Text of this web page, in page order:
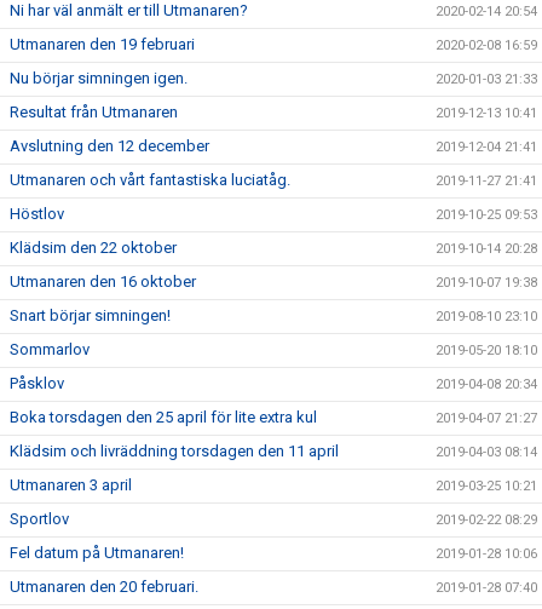
Ni har väl anmält er till Utmanaren? 2020-02-14 20:54
Utmanaren den 19 februari 2020-02-08 16:59
Nu börjar simningen igen. 2020-01-03 21:33
Resultat från Utmanaren 2019-12-13 10:41
Avslutning den 12 december 2019-12-04 21:41
Utmanaren och vårt fantastiska luciatåg. 2019-11-27 21:41
Höstlov 2019-10-25 09:53
Klädsim den 22 oktober 2019-10-14 20:28
Utmanaren den 16 oktober 2019-10-07 19:38
Snart börjar simningen! 2019-08-10 23:10
Sommarlov 2019-05-20 18:10
Påsklov 2019-04-08 20:34
Boka torsdagen den 25 april för lite extra kul 2019-04-07 21:27
Klädsim och livräddning torsdagen den 11 april 2019-04-03 08:14
Utmanaren 3 april 2019-03-25 10:21
Sportlov 2019-02-22 08:29
Fel datum på Utmanaren! 2019-01-28 10:06
Utmanaren den 20 februari. 2019-01-28 07:40